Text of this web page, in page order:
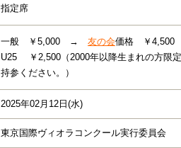
指定席
一般 ￥5,000 → 友の会価格 ￥4,500
U25 ￥2,500（2000年以降生まれの方限
持参ください。）
2025年02月12日(水)
東京国際ヴィオラコンクール実行委員会